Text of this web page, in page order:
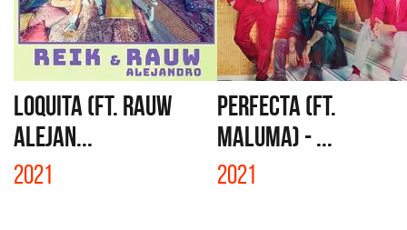
LOQUITA (FT. RAUW
ALEJAN...
2021
PERFECTA (FT.
MALUMA) - ...
2021